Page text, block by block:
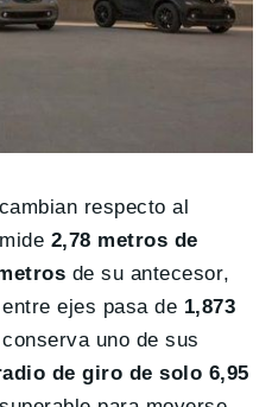
respecto al
2,78 metros de
de su antecesor,
ejes pasa de 1,873
uno de sus
de giro de solo 6,95